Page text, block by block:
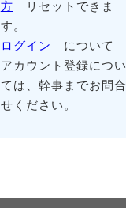
方 リセットできま
す。
ログイン
について
アカウント登録につい
ては、幹事までお問合
せください。